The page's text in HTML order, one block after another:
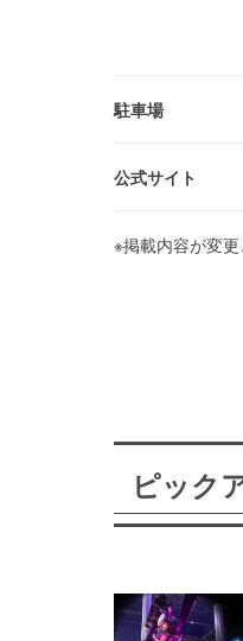
駐車場
公式サイト
※掲載内容が変
ピック